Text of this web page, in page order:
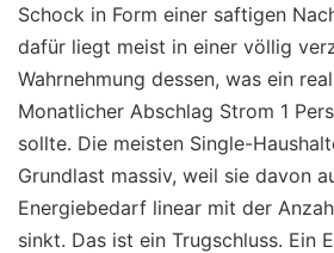
Schock in Form einer saftigen
dafür liegt meist in einer völlig
Wahrnehmung dessen, was ein
Monatlicher Abschlag Strom 1
sollte. Die meisten Single-
Grundlast massiv, weil sie davon
Energiebedarf linear mit der
sinkt. Das ist ein Trugschluss. Ein